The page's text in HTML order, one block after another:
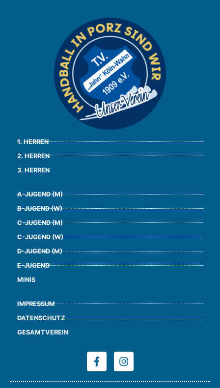
1. HERREN
2. HERREN
3. HERREN
A-JUGEND (M)
B-JUGEND (W)
C-JUGEND (M)
C-JUGEND (W)
D-JUGEND (M)
E-JUGEND
MINIS
IMPRESSUM
DATENSCHUTZ
GESAMTVEREIN